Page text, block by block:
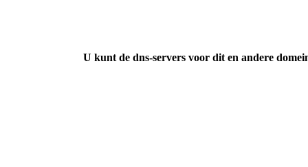
U kunt de dns-servers voor dit en andere